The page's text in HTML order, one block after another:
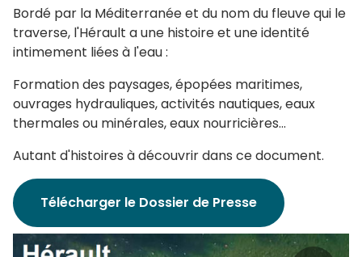
Bordé par la Méditerranée et du nom du fleuve qui le
traverse, l'Hérault a une histoire et une identité
intimement liées à l'eau :
Formation des paysages, épopées maritimes,
ouvrages hydrauliques, activités nautiques, eaux
thermales ou minérales, eaux nourricières...
Autant d'histoires à découvrir dans ce document.
Télécharger le Dossier de Presse